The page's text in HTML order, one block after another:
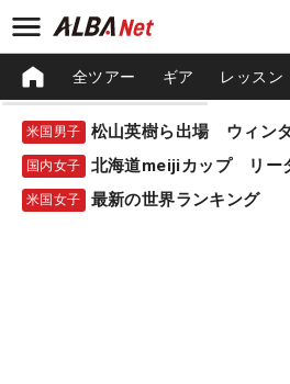
全ツアー ギア レッスン
米国男子
国内女子 北海道meijiカップ リー
米国女子 最新の世界ランキング